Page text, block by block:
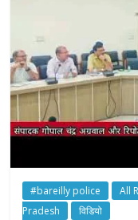
#bareilly police All
Pradesh
विडियो